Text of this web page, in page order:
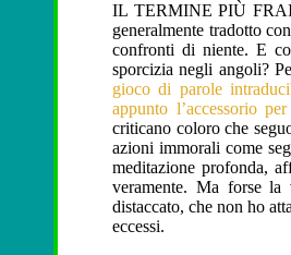
IL TERMINE PIÙ
generalmente tradotto
confronti di niente. E
sporcizia negli angoli?
gioco di parole
appunto l’accessorio
criticano coloro che
azioni immorali come
meditazione profonda,
veramente. Ma forse la
distaccato, che non ho
eccessi.